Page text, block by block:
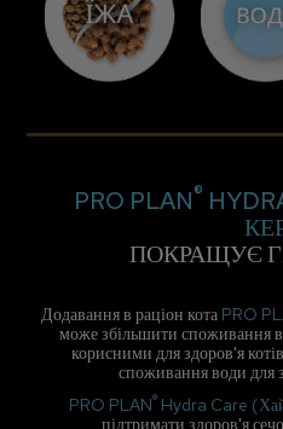
PRO PLAN®
ПОКРАЩУЄ
Додавання в раціон кота PRO
може збільшити споживання
корисними для здоров'я
споживання води для
PRO PLAN® Hydra Care
підтримати здоров'я